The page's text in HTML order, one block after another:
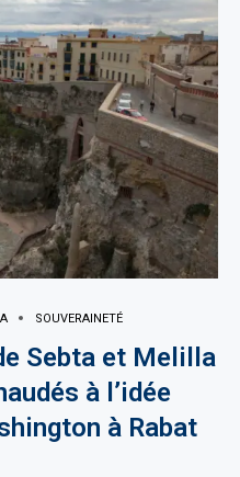
SOUVERAINETÉ
Sebta et Melilla
à l’idée
à Rabat